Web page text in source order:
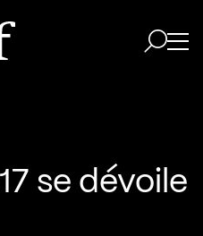
se dévoile